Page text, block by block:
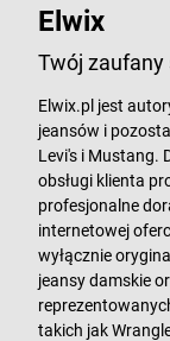
Elwix
Twój zaufany
Elwix.pl jest
jeansów i
Levi's i Mustang.
obsługi klienta
profesjonalne
internetowej
wyłącznie
jeansy damskie
takich jak